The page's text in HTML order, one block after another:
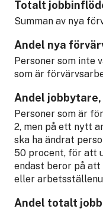
Totalt
Summan av nya
Andel nya
Personer som inte
som är
Andel
Personer som är
2, men på ett nytt
ska ha ändrat
50 procent, för att
endast beror på
eller
Andel totalt